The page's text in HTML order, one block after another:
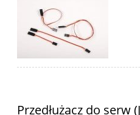
Przedłużacz do serw